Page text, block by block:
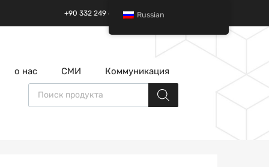
+90 332 249 49 01 | +90 532 685 32 42
о нас СМИ Коммуникация
Поиск товаров
Russian